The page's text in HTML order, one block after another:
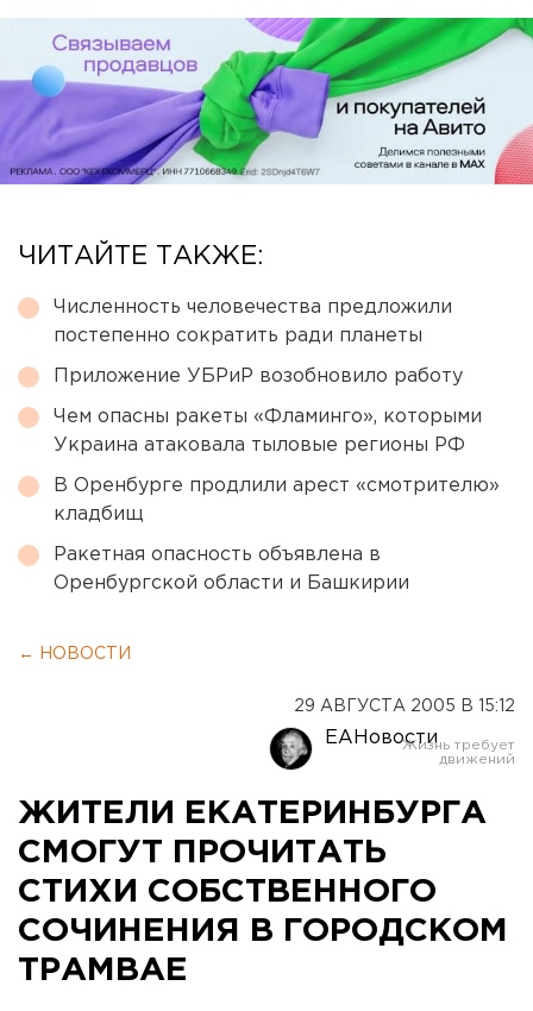
ЧИТАЙТЕ ТАКЖЕ:
Численность человечества предложили
постепенно сократить ради планеты
Приложение УБРиР возобновило работу
Чем опасны ракеты «Фламинго», которыми
Украина атаковала тыловые регионы РФ
В Оренбурге продлили арест «смотрителю»
кладбищ
Ракетная опасность объявлена в
Оренбургской области и Башкирии
← НОВОСТИ
29 АВГУСТА 2005 В 15:12
ЕАНовости
ЖИТЕЛИ ЕКАТЕРИНБУРГА
СМОГУТ ПРОЧИТАТЬ
СТИХИ СОБСТВЕННОГО
СОЧИНЕНИЯ В ГОРОДСКОМ
ТРАМВАЕ